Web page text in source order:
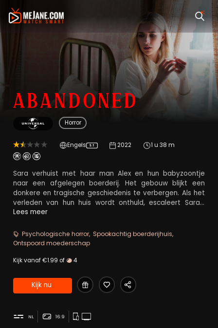
Abandoned
Horror
Engels 5.1 2022 1 u 38 m
Sara verhuist met haar man Alex en hun babyzoontje
naar een afgelegen boerderij. Het gebouw blijkt een
donkere en tragische geschiedenis te verbergen. Als het
verleden van hun huis wordt onthuld, escaleert Sara's
kwetsbaarheid tot een staat van psychose die haar
gevaar brengt.
Lees meer
Psychologische horror Spookachtig boerderijhuis
Ontspoord moederschap
Kijk vanaf €1.99 of 4
Kijk nu
NL 16:9